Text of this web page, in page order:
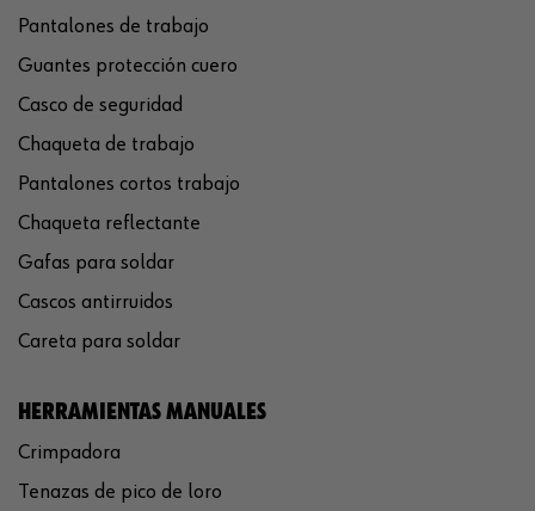
Pantalones de trabajo
Guantes protección cuero
Casco de seguridad
Chaqueta de trabajo
Pantalones cortos trabajo
Chaqueta reflectante
Gafas para soldar
Cascos antirruidos
Careta para soldar
HERRAMIENTAS MANUALES
Crimpadora
Tenazas de pico de loro